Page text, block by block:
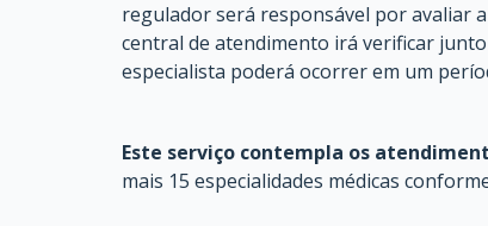
regulador será responsável por avaliar
central de atendimento irá verificar
especialista poderá ocorrer em um
Este serviço contempla os
mais 15 especialidades médicas